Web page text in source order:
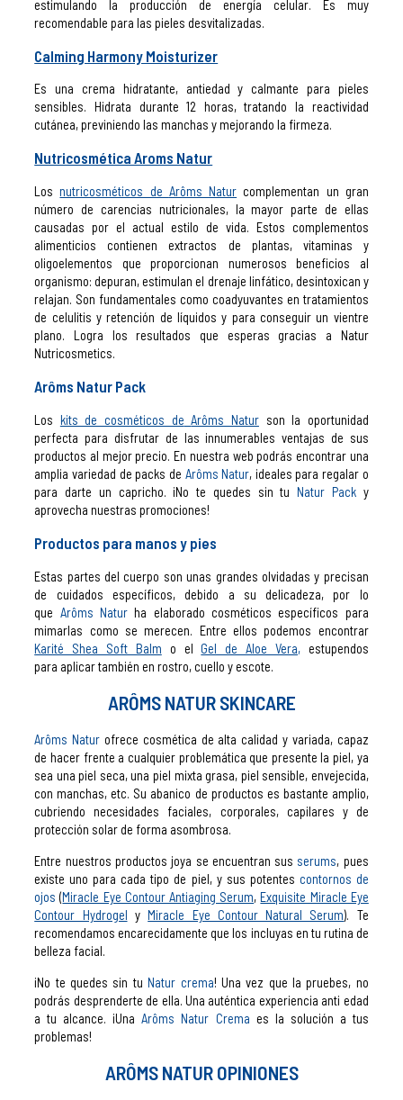
estimulando la producción de energía celular. Es muy
recomendable para las pieles desvitalizadas.
Calming Harmony Moisturizer
Es una crema hidratante, antiedad y calmante para pieles
sensibles. Hidrata durante 12 horas, tratando la reactividad
cutánea, previniendo las manchas y mejorando la firmeza.
Nutricosmética Aroms Natur
Losnutricosméticos de Arôms Natur complementan un gran
número de carencias nutricionales, la mayor parte de ellas
causadas por el actual estilo de vida. Estos complementos
alimenticios contienen extractos de plantas, vitaminas y
oligoelementos que proporcionan numerosos beneficios al
organismo: depuran, estimulan el drenaje linfático, desintoxican y
relajan. Son fundamentales como coadyuvantes en tratamientos
de celulitis y retención de líquidos y para conseguir un vientre
plano. Logra los resultados que esperas gracias a Natur
Nutricosmetics.
Arôms Natur Pack
Los kits de cosméticos de Arôms Naturson la oportunidad
perfecta para disfrutar de las innumerables ventajas de sus
productos al mejor precio. En nuestra web podrás encontrar una
amplia variedad de packs de Arôms Natur, ideales para regalar o
para darte un capricho.¡No te quedes sin tuNatur Pack y
aprovecha nuestras promociones!
Productos para manos y pies
Estas partes del cuerpo son unas grandes olvidadas y precisan
de cuidados específicos, debido a su delicadeza, por lo
que Arôms Naturha elaborado cosméticos específicos para
mimarlas como se merecen. Entre ellos podemos encontrar
Karité Shea Soft Balm o el Gel de Aloe Vera, estupendos
para aplicar también en rostro, cuello y escote.
ARÔMS NATUR SKINCARE
Arôms Natur ofrece cosmética de alta calidad y variada, capaz
de hacer frente a cualquier problemática que presente la piel, ya
sea una piel seca, una piel mixta grasa, piel sensible, envejecida,
con manchas, etc. Su abanico de productos es bastante amplio,
cubriendo necesidades faciales, corporales, capilares y de
protección solar de forma asombrosa.
Entre nuestros productos joya se encuentran sus serums, pues
existe uno para cada tipo de piel, y sus potentes contornos de
ojos (Miracle Eye Contour Antiaging Serum,Exquisite Miracle Eye
Contour Hydrogel yMiracle Eye Contour Natural Serum). Te
recomendamos encarecidamente que los incluyas en tu rutina de
belleza facial.
¡No te quedes sin tuNatur crema! Una vez que la pruebes, no
podrás desprenderte de ella. Una auténtica experiencia anti edad
a tu alcance. ¡UnaArôms Natur Crema es la solución a tus
problemas!
ARÔMS NATUR OPINIONES